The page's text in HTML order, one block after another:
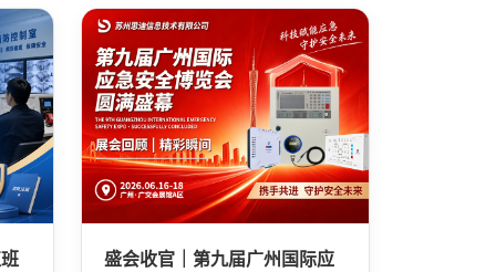
盛会收官｜第九届广州国际应